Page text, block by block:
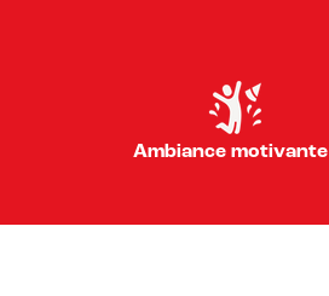
Ambiance motivante